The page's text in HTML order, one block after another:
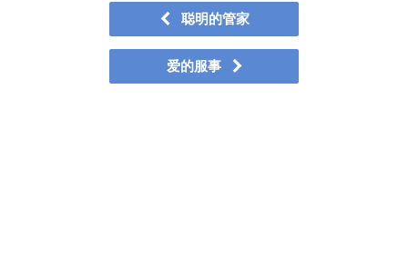
聪明的管家
爱的服事